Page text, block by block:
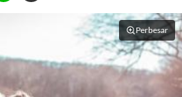
Perbesar